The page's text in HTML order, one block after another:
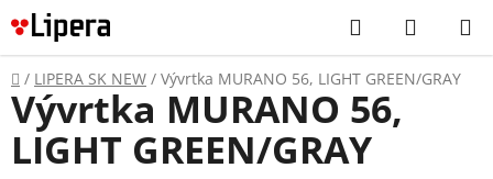
Prejsť
na
obsah
Hľadať
KOŠÍK
Domov
/ LIPERA SK NEW / Vývrtka MURANO 56, LIGHT GREEN/GRAY
Vývrtka MURANO 56,
LIGHT GREEN/GRAY